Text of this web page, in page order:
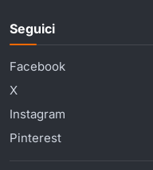
Seguici
Facebook
X
Instagram
Pinterest